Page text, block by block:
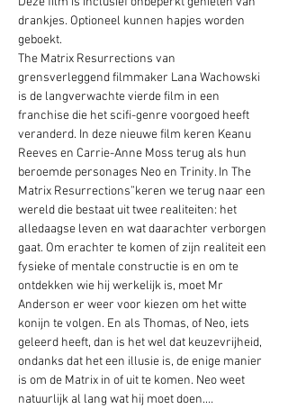
drankjes. Optioneel kunnen hapjes worden
geboekt.
The Matrix Resurrections van
grensverleggend filmmaker Lana Wachowski
is de langverwachte vierde film in een
franchise die het scifi-genre voorgoed heeft
veranderd. In deze nieuwe film keren Keanu
Reeves en Carrie-Anne Moss terug als hun
beroemde personages Neo en Trinity. In The
Matrix Resurrections”keren we terug naar een
wereld die bestaat uit twee realiteiten: het
alledaagse leven en wat daarachter verborgen
gaat. Om erachter te komen of zijn realiteit een
fysieke of mentale constructie is en om te
ontdekken wie hij werkelijk is, moet Mr
Anderson er weer voor kiezen om het witte
konijn te volgen. En als Thomas, of Neo, iets
geleerd heeft, dan is het wel dat keuzevrijheid,
ondanks dat het een illusie is, de enige manier
is om de Matrix in of uit te komen. Neo weet
natuurlijk al lang wat hij moet doen.…